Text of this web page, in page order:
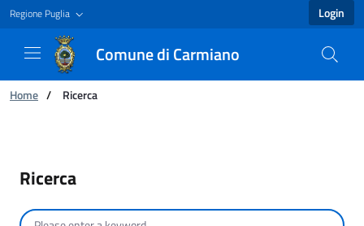
Regione Puglia Login
Comune di Carmiano
You are:
Home / Ricerca
Ricerca
Search by text